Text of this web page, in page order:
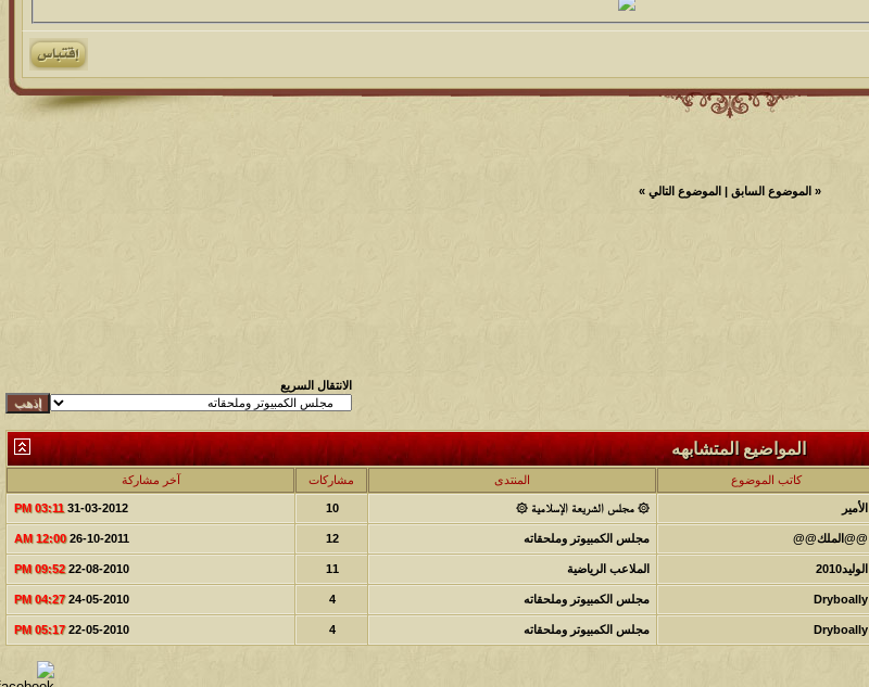
« الموضوع السابق | الموضوع التالي »
الانتقال السريع
المواضيع المتشابهه
كاتب الموضوع المنتدى مشاركات آخر مشاركة
الأمير ۞ مجلس الشريعة الإسلامية ۞ 10
31-03-2012
03:11 PM
@@الملك@@ مجلس الكمبيوتر وملحقاته 12
26-10-2011
12:00 AM
الوليد2010 الملاعب الرياضية 11
22-08-2010
09:52 PM
Dryboally مجلس الكمبيوتر وملحقاته 4
24-05-2010
04:27 PM
Dryboally مجلس الكمبيوتر وملحقاته 4
22-05-2010
05:17 PM